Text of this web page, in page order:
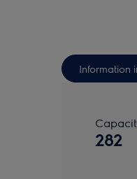
Information
282